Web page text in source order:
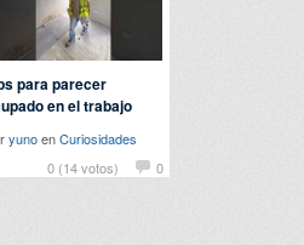
0 (14 votos) 0
para parecer
en el trabajo
yunoenCuriosidades